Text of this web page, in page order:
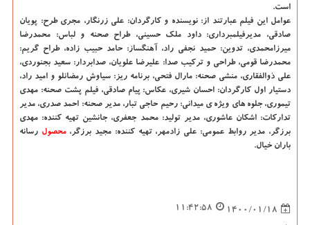
است.
عوامل این فیلم عبارتند از: نویسنده و کارگردان: علی زرنگار، مجری طرح: پویان
صادقی، مدیرفیلمبرداری: داود ملک حسینی، طراح صحنه و لباس: محمدرضا
میرزامحمدی، تدوین: حمید نجفی راد، آهنگساز: حامد حبیب زاده، طراح گریم:
محمدرضا قومی، طراحی و ترکیب صدا: علیرضا علویان، صدابردار: سعید بجنوردی،
علی ذوالفقاری، منشی صحنه: مارال فتحی، برنامه ریز: سیاوش رمضانلو و امید راد،
دستیار اول کارگردان: احسان شیری، عکاس: پیام صادقی، فیلم پشت صحنه: مهدی
تیموری، جلوه های ویژه ی میدانی: رحیم حاجی تبار، مدیر صحنه: احمد صدری، مدیر
تدارکات: اشکان عاشوری، مدیر تولید: محمد جعفری، جانشین تهیه کننده: مهدی
برزگر، مدیر روابط عمومی: علی زادمهر، تهیه کننده: مجید برزگر،محصول رسانه
باران خیال.
1400/01/18
11:42:58